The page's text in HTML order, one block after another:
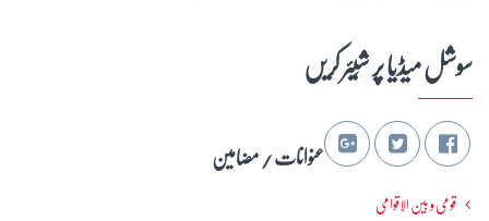
سوشل میڈیا پر شِیئر کریں
عنوانات / مضامین
قومی و بین الاقوامی